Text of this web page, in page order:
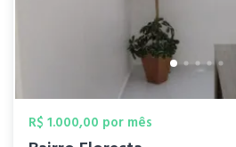
R$ 1.000,00 por mês